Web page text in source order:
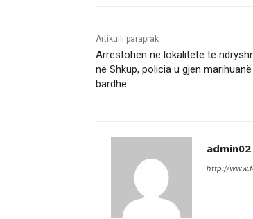
Artikulli paraprak
Arrestohen në lokalitete të
në Shkup, policia u gjen
bardhë
admin02
http://